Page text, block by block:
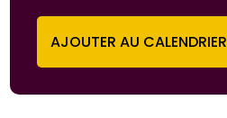
AJOUTER AU CALENDRIER